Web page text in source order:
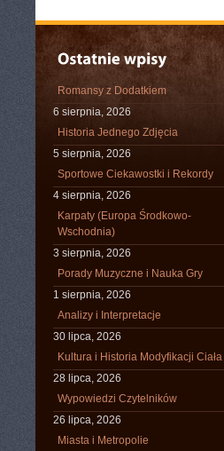
Romansy z Dodatkiem
6 sierpnia, 2026
Historia Jednego Zdjęcia
5 sierpnia, 2026
Sportowe Ciekawostki i Rekordy
4 sierpnia, 2026
Karpaty (Europa Środkowo-
Wschodnia)
3 sierpnia, 2026
Porady Muzyczne i Nauka Gry
1 sierpnia, 2026
Analizy i Interpretacje
30 lipca, 2026
Kultura i Historia Modyfikacji Ciała
28 lipca, 2026
Wypowiedzi Czytelników
26 lipca, 2026
Miasta i Metropolie